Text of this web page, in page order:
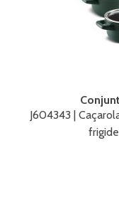
J604343 |